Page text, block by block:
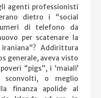
agenti professionisti
dietro i “social
di telefono da
per scatenare la
Addirittura
generale, aveva visto
“pigs”, i ‘maiali’
sconvolti, o meglio
finanza apolide al